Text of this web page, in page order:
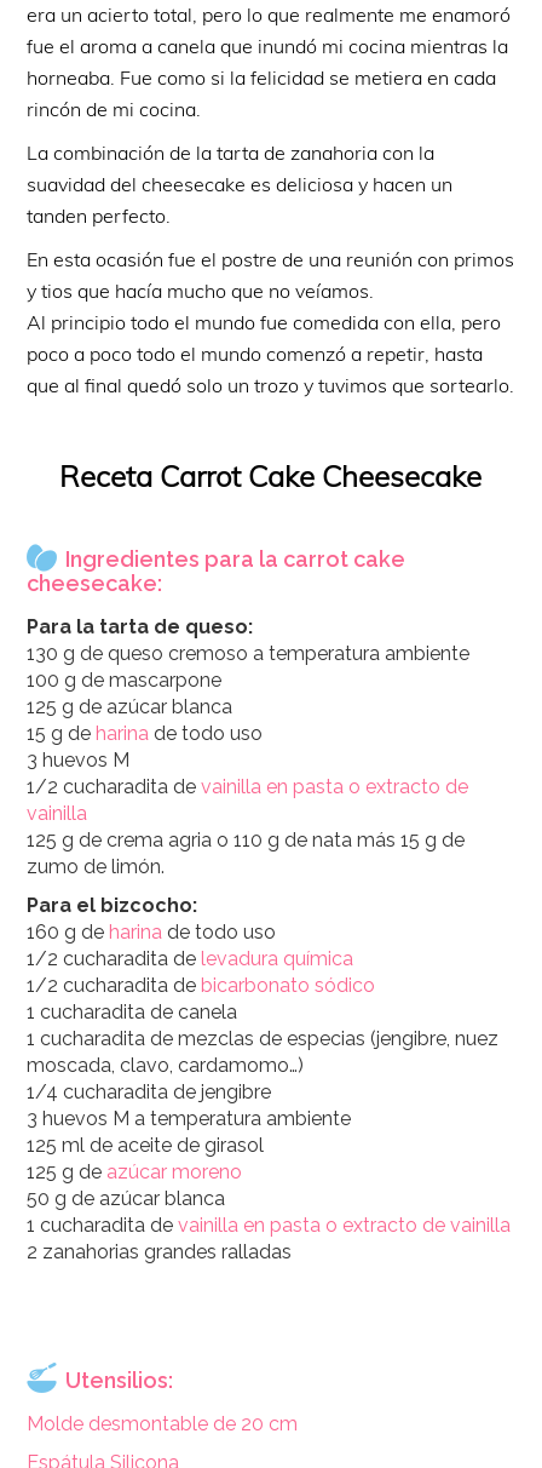
era un acierto total, pero lo que realmente me enamoró
fue el aroma a canela que inundó mi cocina mientras la
horneaba. Fue como si la felicidad se metiera en cada
rincón de mi cocina.
La combinación de la tarta de zanahoria con la
suavidad del cheesecake es deliciosa y hacen un
tanden perfecto.
En esta ocasión fue el postre de una reunión con primos
y tios que hacía mucho que no veíamos.
Al principio todo el mundo fue comedida con ella, pero
poco a poco todo el mundo comenzó a repetir, hasta
que al final quedó solo un trozo y tuvimos que sortearlo.
Receta Carrot Cake Cheesecake
Ingredientes para la carrot cake
cheesecake:
Para la tarta de queso:
130 g de queso cremoso a temperatura ambiente
100 g de mascarpone
125 g de azúcar blanca
15 g de harina de todo uso
3 huevos M
1/2 cucharadita devainilla en pasta o extracto de
vainilla
125 g de crema agria o 110 g de nata más 15 g de
zumo de limón.
Para el bizcocho:
160 g de harina de todo uso
1/2 cucharadita de levadura química
1/2 cucharadita de bicarbonato sódico
1 cucharadita de canela
1 cucharadita de mezclas de especias (jengibre, nuez
moscada, clavo, cardamomo…)
1/4 cucharadita de jengibre
3 huevos M a temperatura ambiente
125 ml de aceite de girasol
125 g de azúcar moreno
50 g de azúcar blanca
1 cucharadita devainilla en pasta o extracto de vainilla
2 zanahorias grandes ralladas
Utensilios:
Molde desmontable de 20 cm
Espátula Silicona